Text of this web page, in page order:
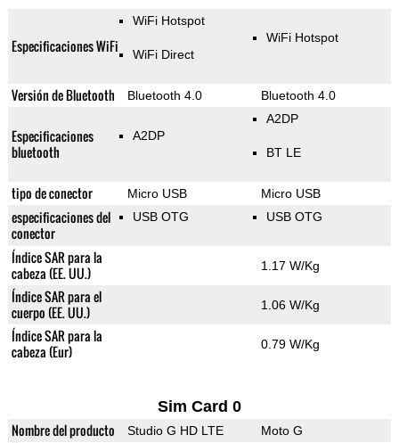
Especificaciones WiFi
WiFi Hotspot
WiFi Direct
WiFi Hotspot
Versión de Bluetooth Bluetooth 4.0 Bluetooth 4.0
Especificaciones
bluetooth
A2DP
A2DP
BT LE
tipo de conector Micro USB Micro USB
especificaciones del
conector
USB OTG USB OTG
Índice SAR para la
cabeza (EE. UU.)
1.17 W/Kg
Índice SAR para el
cuerpo (EE. UU.)
1.06 W/Kg
Índice SAR para la
cabeza (Eur)
0.79 W/Kg
Sim Card 0
Nombre del producto Studio G HD LTE Moto G